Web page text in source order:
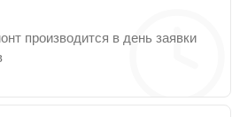
производится в день заявки